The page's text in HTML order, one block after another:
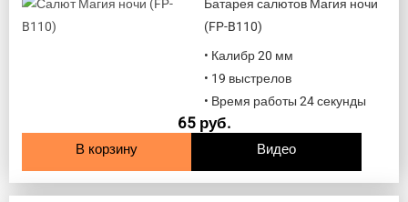
Батарея салютов Магия ночи
(FP-B110)
• Калибр 20 мм
• 19 выстрелов
• Время работы 24 секунды
65 руб.
В корзину Видео